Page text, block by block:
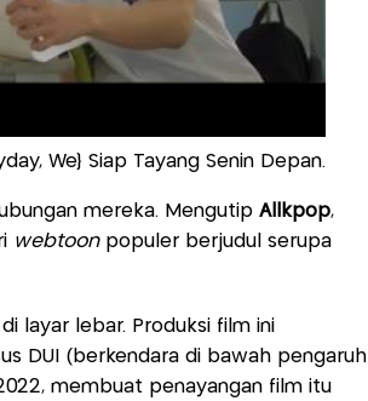
We} Siap Tayang Senin Depan.
mereka. Mengutip Allkpop,
webtoon populer berjudul serupa
layar lebar. Produksi film ini
DUI (berkendara di bawah pengaruh
membuat penayangan film itu